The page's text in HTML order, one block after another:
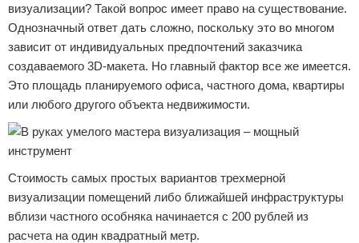
визуализации? Такой вопрос имеет право на существование.
Однозначный ответ дать сложно, поскольку это во многом
зависит от индивидуальных предпочтений заказчика
создаваемого 3D-макета. Но главный фактор все же имеется.
Это площадь планируемого офиса, частного дома, квартиры
или любого другого объекта недвижимости.
Стоимость самых простых вариантов трехмерной
визуализации помещений либо ближайшей инфраструктуры
вблизи частного особняка начинается с 200 рублей из
расчета на один квадратный метр.